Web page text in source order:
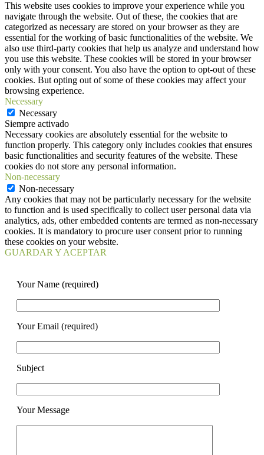
This website uses cookies to improve your experience while you
navigate through the website. Out of these, the cookies that are
categorized as necessary are stored on your browser as they are
essential for the working of basic functionalities of the website. We
also use third-party cookies that help us analyze and understand how
you use this website. These cookies will be stored in your browser
only with your consent. You also have the option to opt-out of these
cookies. But opting out of some of these cookies may affect your
browsing experience.
Necessary
Necessary
Siempre activado
Necessary cookies are absolutely essential for the website to
function properly. This category only includes cookies that ensures
basic functionalities and security features of the website. These
cookies do not store any personal information.
Non-necessary
Non-necessary
Any cookies that may not be particularly necessary for the website
to function and is used specifically to collect user personal data via
analytics, ads, other embedded contents are termed as non-necessary
cookies. It is mandatory to procure user consent prior to running
these cookies on your website.
GUARDAR Y ACEPTAR
Your Name (required)
Your Email (required)
Subject
Your Message